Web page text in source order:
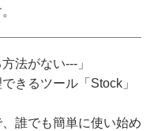
法がない---」
きるツール「Stock」
誰でも簡単に使い始め